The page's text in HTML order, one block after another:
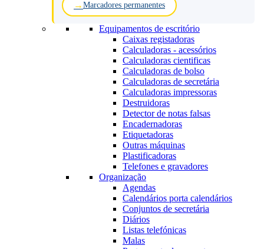
Marcadores permanentes
Equipamentos de escritório
Caixas registadoras
Calculadoras - acessórios
Calculadoras cientificas
Calculadoras de bolso
Calculadoras de secretária
Calculadoras impressoras
Destruidoras
Detector de notas falsas
Encadernadoras
Etiquetadoras
Outras máquinas
Plastificadoras
Telefones e gravadores
Organização
Agendas
Calendários porta calendários
Conjuntos de secretária
Diários
Listas telefónicas
Malas